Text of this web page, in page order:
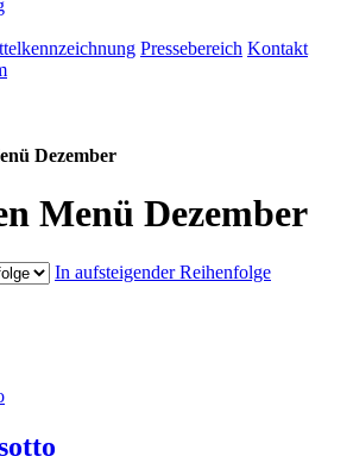
Pressebereich Kontakt
Dezember
Menü Dezember
In aufsteigender Reihenfolge